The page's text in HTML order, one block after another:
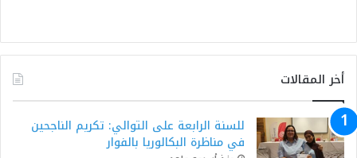
أخر المقالات
للسنة الرابعة على التوالي: تكريم الناجحين
في مناظرة البكالوريا بالفوار